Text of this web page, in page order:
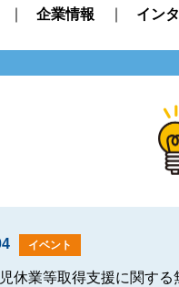
企業情報 イン
イベント
休業等取得支援に関す